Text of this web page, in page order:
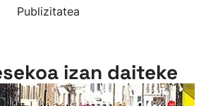
Publizitatea
izan daiteke